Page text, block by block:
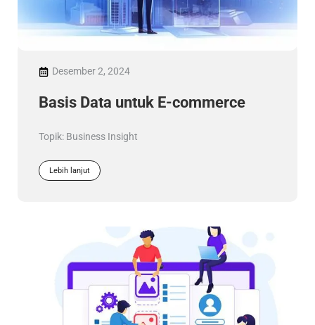
Desember 2, 2024
Basis Data untuk E-commerce
Topik: Business Insight
Lebih lanjut